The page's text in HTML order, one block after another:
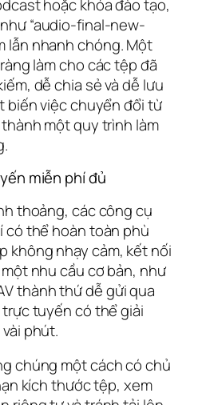
hoặc khóa đào tạo,
“audio-final-new-
lẫn nhanh chóng. Một
làm cho các tệp đã
dễ chia sẻ và dễ lưu
biến việc chuyển đổi từ
một quy trình làm
miễn phí đủ
thoảng, các công cụ
thể hoàn toàn phù
không nhạy cảm, kết nối
nhu cầu cơ bản, như
thành thứ dễ gửi qua
tuyến có thể giải
phút.
chúng một cách có chủ
kích thước tệp, xem